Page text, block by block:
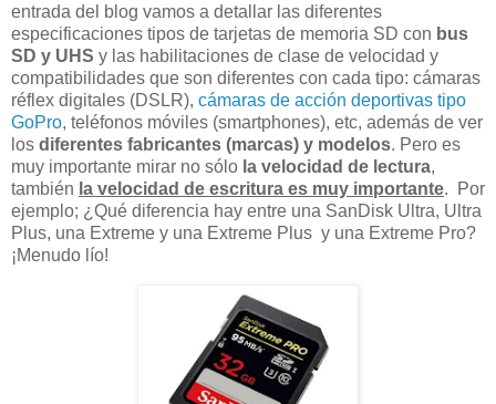
entrada del blog vamos a detallar las diferentes
especificaciones tipos de tarjetas de memoria SD con bus
SD y UHS y las habilitaciones de clase de velocidad y
compatibilidades que son diferentes con cada tipo: cámaras
réflex digitales (DSLR), cámaras de acción deportivas tipo
GoPro, teléfonos móviles (smartphones), etc, además de ver
los diferentes fabricantes (marcas) y modelos. Pero es
muy importante mirar no sólo la velocidad de lectura,
también la velocidad de escritura es muy importante. Por
ejemplo; ¿Qué diferencia hay entre una SanDisk Ultra, Ultra
Plus, una Extreme y una Extreme Plus y una Extreme Pro?
¡Menudo lío!